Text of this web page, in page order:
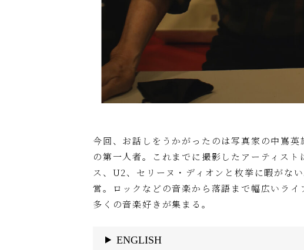
今回、お話しをうかがったのは写真家の中嶌
の第一人者。これまでに撮影したアーティス
ス、U2、セリーヌ・ディオンと枚挙に暇がな
営。ロックなどの音楽から落語まで幅広いラ
多くの音楽好きが集まる。
ENGLISH